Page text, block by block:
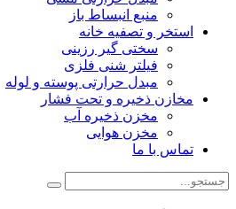
منبع انبساط باز
استخر و تصفیه خانه
سختی گیر رزینی
فیلتر شنی فلزی
مبدل حرارتی پوسته و لوله
مخازن ذخیره و تحت فشار
مخزن ذخیره آب
مخزن هوایی
تماس با ما